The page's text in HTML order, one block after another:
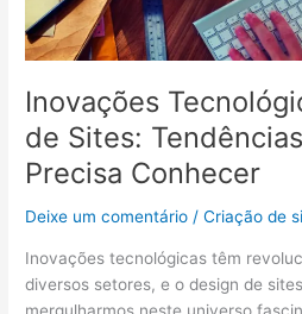
Inovações
de Sites:
Precisa Conhecer
Deixe um comentário /Criação de
Inovações tecnológicas têm
diversos setores, e o design de
mergulharmos neste universo